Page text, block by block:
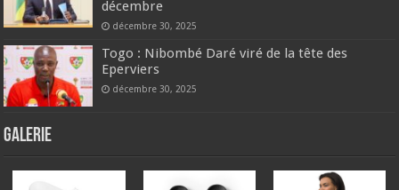
décembre
décembre 30, 2025
Togo : Nibombé Daré viré de la tête des
Eperviers
décembre 30, 2025
GALERIE